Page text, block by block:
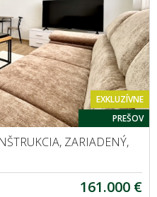
EXKLUZÍVNE
PREŠOV
ZARIADENÝ,
161.000 €